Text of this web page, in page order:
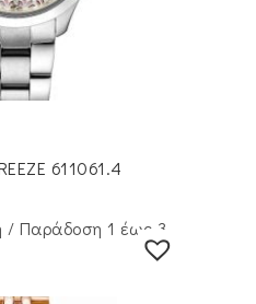
611061.4
Παράδoση 1 έως 3